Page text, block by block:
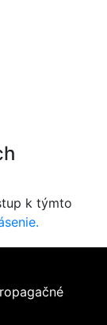
k týmto